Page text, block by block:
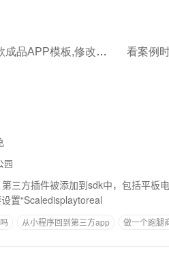
应用公园出品多款成品APP模板,修改就能直接上线
园
插件被添加到sdk中，包括平板电脑的
置“Scaledisplaytoreal
从小程序回到第三方app
做一个跑腿